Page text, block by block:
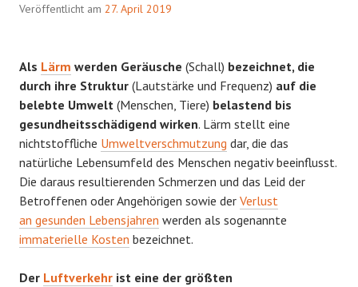
Veröffentlicht am 27. April 2019
Als Lärm werden Geräusche (Schall) bezeichnet, die
durch ihre Struktur (Lautstärke und Frequenz) auf die
belebte Umwelt (Menschen, Tiere) belastend bis
gesundheitsschädigend wirken. Lärm stellt eine
nichtstoffliche Umweltverschmutzung dar, die das
natürliche Lebensumfeld des Menschen negativ beeinflusst.
Die daraus resultierenden Schmerzen und das Leid der
Betroffenen oder Angehörigen sowie der Verlust
an gesunden Lebensjahren werden als sogenannte
immaterielle Kosten bezeichnet.
Der Luftverkehr ist eine der größten